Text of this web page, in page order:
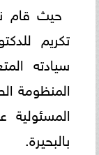
حيث قام
تكريم
سيادته
المنظومة
بالبحيرة.